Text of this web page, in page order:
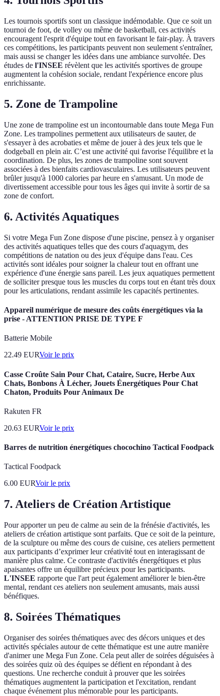
Les tournois sportifs sont un classique indémodable. Que ce soit un
tournoi de foot, de volley ou même de basketball, ces activités
encouragent l'esprit d'équipe tout en favorisant le fair-play. À travers
ces compétitions, les participants peuvent non seulement s'entraîner,
mais aussi se changer les idées dans une ambiance survoltée. Des
études de l'INSEE révèlent que les activités sportives de groupe
augmentent la cohésion sociale, rendant l'expérience encore plus
enrichissante.
5. Zone de Trampoline
Une zone de trampoline est un incontournable dans toute Mega Fun
Zone. Les trampolines permettent aux utilisateurs de sauter, de
s'essayer à des acrobaties et même de jouer à des jeux tels que le
dodgeball en plein air. C’est une activité qui favorise l'équilibre et la
coordination. De plus, les zones de trampoline sont souvent
associées à des bienfaits cardiovasculaires. Les utilisateurs peuvent
brûler jusqu'à 1000 calories par heure en s'amusant. Un mode de
divertissement accessible pour tous les âges qui invite à sortir de sa
zone de confort.
6. Activités Aquatiques
Si votre Mega Fun Zone dispose d'une piscine, pensez à y organiser
des activités aquatiques telles que des cours d'aquagym, des
compétitions de natation ou des jeux d'équipe dans l'eau. Ces
activités sont idéales pour soigner la chaleur tout en offrant une
expérience d'une énergie sans pareil. Les jeux aquatiques permettent
de solliciter presque tous les muscles du corps tout en étant très doux
pour les articulations, rendant assimile les capacités pertinentes.
Appareil numérique de mesure des coûts énergétiques via la
prise - ATTENTION PRISE DE TYPE F
Batterie Mobile
22.49 EURVoir le prix
Casse Croûte Sain Pour Chat, Cataire, Sucre, Herbe Aux
Chats, Bonbons À Lécher, Jouets Énergétiques Pour Chat
Chaton, Produits Pour Animaux De
Rakuten FR
20.63 EURVoir le prix
Barres de nutrition énergétiques chocochino Tactical Foodpack
Tactical Foodpack
6.00 EURVoir le prix
7. Ateliers de Création Artistique
Pour apporter un peu de calme au sein de la frénésie d'activités, les
ateliers de création artistique sont parfaits. Que ce soit de la peinture,
de la sculpture ou même des cours de cuisine, ces ateliers permettent
aux participants d’exprimer leur créativité tout en interagissant de
manière plus calme. Ce contraste d'activités énergétiques et plus
apaisantes offre un équilibre précieux pour les participants.
L'INSEE rapporte que l'art peut également améliorer le bien-être
mental, rendant ces ateliers non seulement amusants, mais aussi
bénéfiques.
8. Soirées Thématiques
Organiser des soirées thématiques avec des décors uniques et des
activités spéciales autour de cette thématique est une autre manière
d'animer une Mega Fun Zone. Cela peut aller de soirées déguisées à
des soirées quiz où des équipes se défient en répondant à des
questions. Une recherche conduit à prouver que les soirées
thématiques augmentent la participation et l'excitation, rendant
chaque événement plus mémorable pour les participants.